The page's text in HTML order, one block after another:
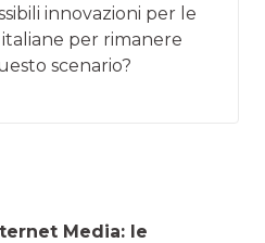
innovazioni per le
per rimanere
scenario?
Media: le